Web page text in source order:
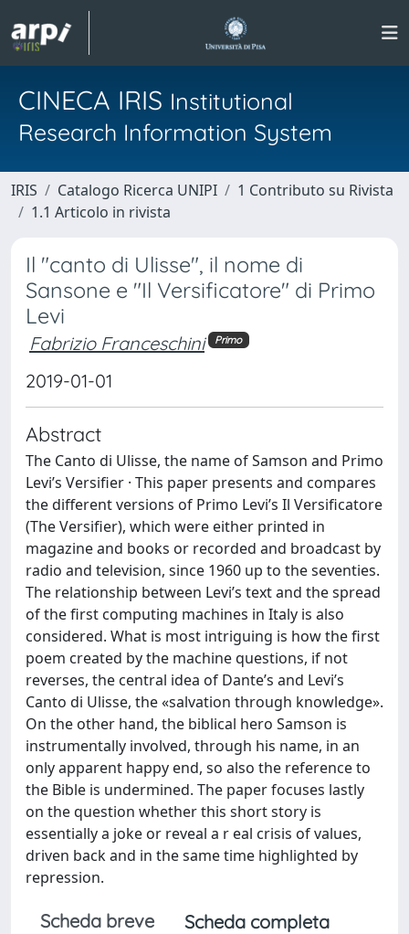
CINECA IRIS Institutional
Research Information System
IRIS Catalogo Ricerca UNIPI
1 Contributo su Rivista
1.1 Articolo in rivista
Il "canto di Ulisse", il nome di
Sansone e "Il Versificatore" di Primo
Levi
Fabrizio Franceschini Primo
2019-01-01
Abstract
The Canto di Ulisse, the name of Samson and Primo
Levi’s Versifier · This paper presents and compares
the different versions of Primo Levi’s Il Versificatore
(The Versifier), which were either printed in
magazine and books or recorded and broadcast by
radio and television, since 1960 up to the seventies.
The relationship between Levi’s text and the spread
of the first computing machines in Italy is also
considered. What is most intriguing is how the first
poem created by the machine questions, if not
reverses, the central idea of Dante’s and Levi’s
Canto di Ulisse, the «salvation through knowledge».
On the other hand, the biblical hero Samson is
instrumentally involved, through his name, in an
only apparent happy end, so also the reference to
the Bible is undermined. The paper focuses lastly
on the question whether this short story is
essentially a joke or reveal a r eal crisis of values,
driven back and in the same time highlighted by
repression.
Scheda breve
Scheda completa